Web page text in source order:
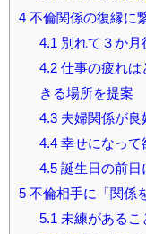
4 不倫関係の復縁に
4.1 別れて３か月
4.2仕事の疲れは
きる場所を提案
4.3夫婦関係が良
4.4幸せになって
4.5誕生日の前日
5 不倫相手に「関係
5.1 未練があるこ